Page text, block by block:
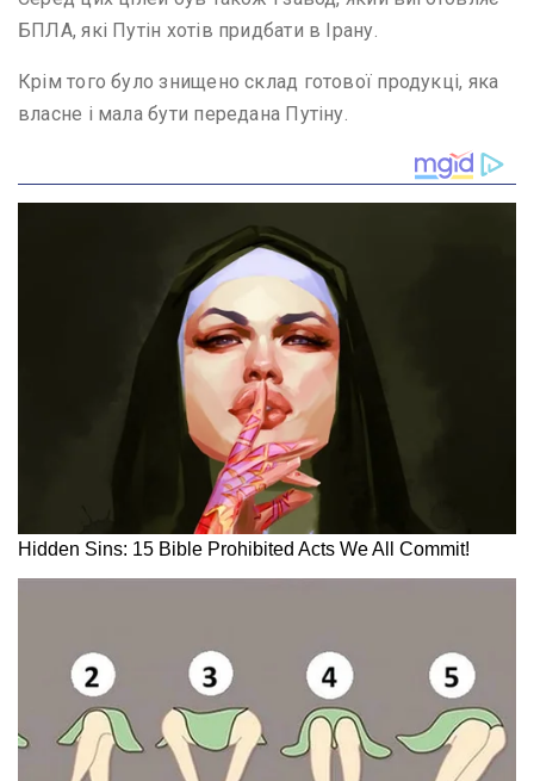
БПЛА, які Путін хотів придбати в Ірану.
Крім того було знищено склад готової продукці, яка
власне і мала бути передана Путіну.